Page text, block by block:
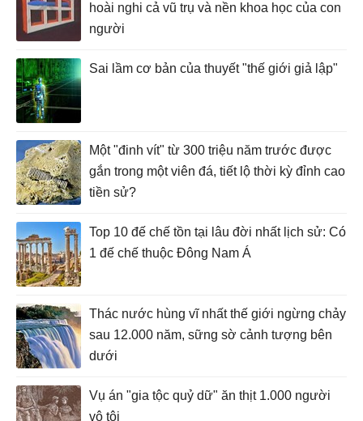
hoài nghi cả vũ trụ và nền khoa học của con
người
Sai lầm cơ bản của thuyết "thế giới giả lập"
Một "đinh vít" từ 300 triệu năm trước được
gắn trong một viên đá, tiết lộ thời kỳ đỉnh cao
tiền sử?
Top 10 đế chế tồn tại lâu đời nhất lịch sử: Có
1 đế chế thuộc Đông Nam Á
Thác nước hùng vĩ nhất thế giới ngừng chảy
sau 12.000 năm, sững sờ cảnh tượng bên
dưới
Vụ án "gia tộc quỷ dữ" ăn thịt 1.000 người
vô tội